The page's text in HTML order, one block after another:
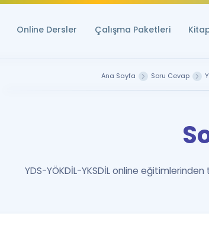
Online Dersler Çalışma Paketleri
Ana Sayfa Soru Cevap
YDS-YÖKDİL-YKSDİL online